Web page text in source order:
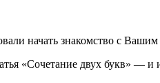
начать знакомство с
«Сочетание двух букв» —